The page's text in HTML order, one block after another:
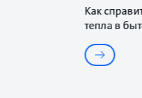
Как
тепла в